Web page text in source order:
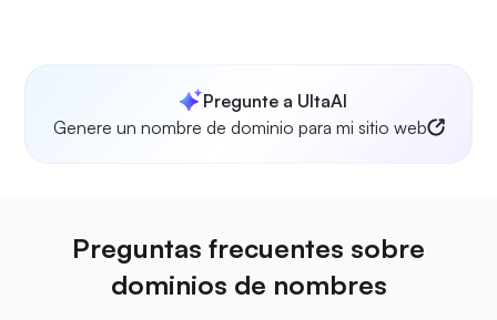
Pregunte a UltaAI
Genere un nombre de dominio para mi sitio web
Preguntas frecuentes sobre
dominios de nombres